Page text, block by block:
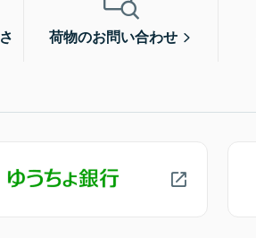
荷物のお問い合わせ